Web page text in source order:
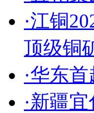
·江铜
顶级铜
·华东
·新疆